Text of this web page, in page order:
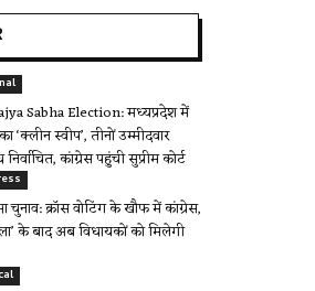
Sabha Election: मध्यप्रदेश में
‘क्लीन स्वीप’, तीनों उम्मीदवार
निर्वाचित, कांग्रेस पहुंची सुप्रीम कोर्ट
चुनाव: क्रॉस वोटिंग के खौफ में कांग्रेस,
के बाद अब विधायकों को मिलेगी